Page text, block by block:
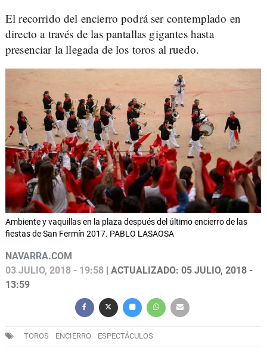
El recorrido del encierro podrá ser contemplado en
directo a través de las pantallas gigantes hasta
presenciar la llegada de los toros al ruedo.
Ambiente y vaquillas en la plaza después del último encierro de las
fiestas de San Fermín 2017. PABLO LASAOSA
NAVARRA.COM
03 JULIO, 2018 - 19:58 | ACTUALIZADO: 05 JULIO, 2018 -
13:59
TOROS ENCIERRO ESPECTÁCULOS